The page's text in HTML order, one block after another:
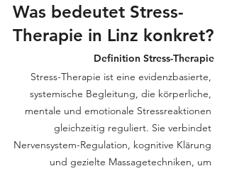
Was bedeutet Stress-
Therapie in Linz konkret?
Definition Stress-Therapie
Stress-Therapie ist eine evidenzbasierte,
systemische Begleitung, die körperliche,
mentale und emotionale Stressreaktionen
gleichzeitig reguliert. Sie verbindet
Nervensystem-Regulation, kognitive Klärung
und gezielte Massagetechniken, um